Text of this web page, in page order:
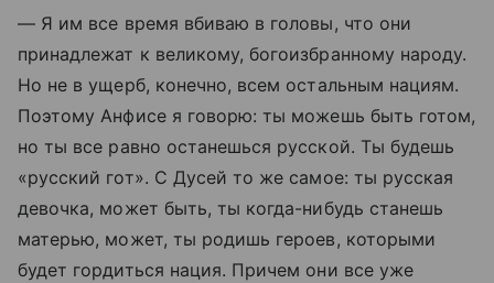
— Я им все время вбиваю в головы, что они
принадлежат к великому, богоизбранному народу.
Но не в ущерб, конечно, всем остальным нациям.
Поэтому Анфисе я говорю: ты можешь быть готом,
но ты все равно останешься русской. Ты будешь
«русский гот». С Дусей то же самое: ты русская
девочка, может быть, ты когда-нибудь станешь
матерью, может, ты родишь героев, которыми
будет гордиться нация. Причем они все уже